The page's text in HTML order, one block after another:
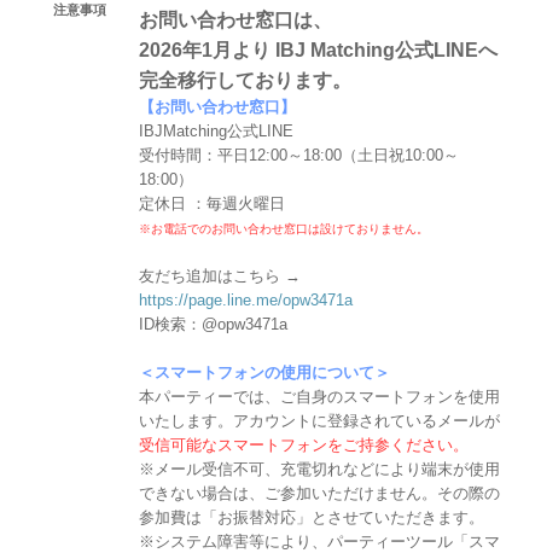
注意事項
お問い合わせ窓口は、
2026年1月より IBJ Matching公式LINEへ
完全移行しております。
【お問い合わせ窓口】
IBJMatching公式LINE
受付時間：平日12:00～18:00（土日祝10:00～
18:00）
定休日 ：毎週火曜日
※お電話でのお問い合わせ窓口は設けておりません。
友だち追加はこちら →
https://page.line.me/opw3471a
ID検索：@opw3471a
＜スマートフォンの使用について＞
本パーティーでは、ご自身のスマートフォンを使用
いたします。アカウントに登録されているメールが
受信可能なスマートフォンをご持参ください。
※メール受信不可、充電切れなどにより端末が使用
できない場合は、ご参加いただけません。その際の
参加費は「お振替対応」とさせていただきます。
※システム障害等により、パーティーツール「スマ